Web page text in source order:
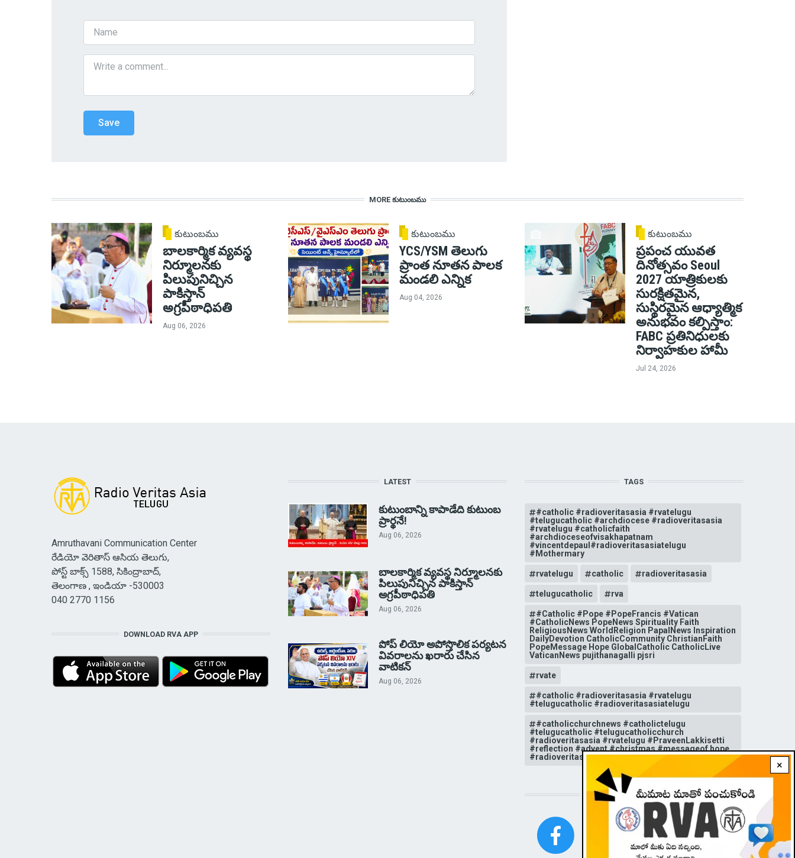
MORE కుటుంబము
కుటుంబము
బాలకార్మిక వ్యవస్థ
నిర్మూలనకు
పిలుపునిచ్చిన
పాకిస్తాన్
అగ్రపీఠాధిపతి
Aug 06, 2026
కుటుంబము
YCS/YSM తెలుగు
ప్రాంత నూతన పాలక
మండలి ఎన్నిక
Aug 04, 2026
కుటుంబము
ప్రపంచ యువత
దినోత్సవం Seoul
2027 యాత్రికులకు
సురక్షితమైన,
సుస్థిరమైన ఆధ్యాత్మిక
అనుభవం కల్పిస్తాం:
FABC ప్రతినిధులకు
నిర్వాహకుల హామీ
Jul 24, 2026
×
Amruthavani Communication Center
రేడియో వెరితాస్ ఆసియ తెలుగు,
పోస్ట్ బాక్స్ 1588, సికింద్రాబాద్,
తెలంగాణ , ఇండియా -530003
040 2770 1156
DOWNLOAD RVA APP
LATEST
కుటుంబాన్ని కాపాడేది కుటుంబ
ప్రార్థనే!
Aug 06, 2026
బాలకార్మిక వ్యవస్థ నిర్మూలనకు
పిలుపునిచ్చిన పాకిస్తాన్
అగ్రపీఠాధిపతి
Aug 06, 2026
పోప్ లియో అపోస్తొలిక పర్యటన
వివరాలను ఖరారు చేసిన
వాటికన్
Aug 06, 2026
TAGS
#catholic #radioveritasasia #rvatelugu
#telugucatholic #archdiocese #radioveritasasia
#rvatelugu #catholicfaith
#archdioceseofvisakhapatnam
#vincentdepaul#radioveritasasiatelugu
#Mothermary
rvatelugu catholic radioveritasasia
telugucatholic rva
#Catholic #Pope #PopeFrancis #Vatican
#CatholicNews PopeNews Spirituality Faith
ReligiousNews WorldReligion PapalNews Inspiration
DailyDevotion CatholicCommunity ChristianFaith
PopeMessage Hope GlobalCatholic CatholicLive
VaticanNews pujithanagalli pjsri
rvate
#catholic #radioveritasasia #rvatelugu
#telugucatholic #radioveritasasiatelugu
#catholicchurchnews #catholictelugu
#telugucatholic #telugucatholicchurch
#radioveritasasia #rvatelugu #PraveenLakkisetti
#reflection #advent #christmas #messageof hope
#radioveritas #rvatelugu #viral #insta
STAY CONNECTED WITH US!